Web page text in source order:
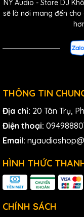
NY Audio - Store DJ
sẽ là nơi mang đến cho
THÔNG TIN
Địa chỉ: 20 Tân Trụ,
Điện thoại:
Email:
HÌNH THỨC
CHÍNH SÁCH